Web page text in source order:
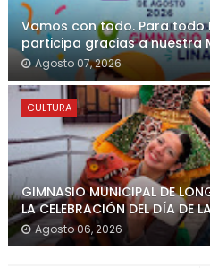
Vamos con todo. Para todo
participa gracias a nuestra
Agosto 07, 2026
CULTURA
GIMNASIO MUNICIPAL DE
LA CELEBRACIÓN DEL DÍA DE
Agosto 06, 2026